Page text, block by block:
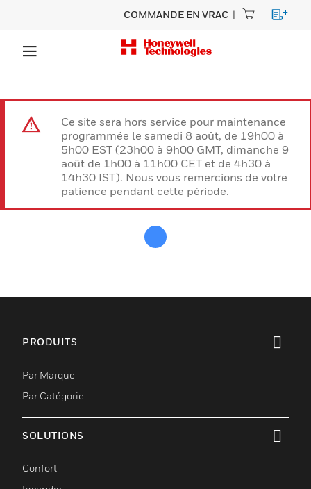
COMMANDE EN VRAC
Ce site sera hors service pour maintenance
programmée le samedi 8 août, de 19h00 à
5h00 EST (23h00 à 9h00 GMT, dimanche 9
août de 1h00 à 11h00 CET et de 4h30 à
14h30 IST). Nous vous remercions de votre
patience pendant cette période.
PRODUITS
toggle view
Par Marque
Par Catégorie
SOLUTIONS
toggle view
Confort